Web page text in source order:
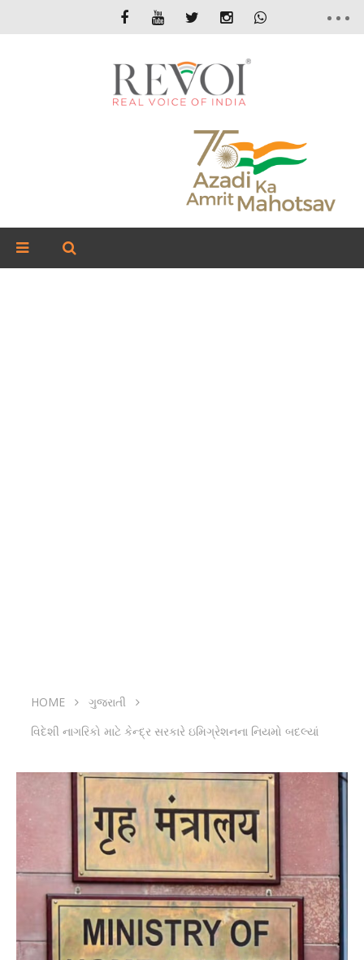
HOME
ગુજરાતી
વિદેશી નાગરિકો માટે કેન્દ્ર સરકારે ઇમિગ્રેશનના નિયમો બદલ્યાં